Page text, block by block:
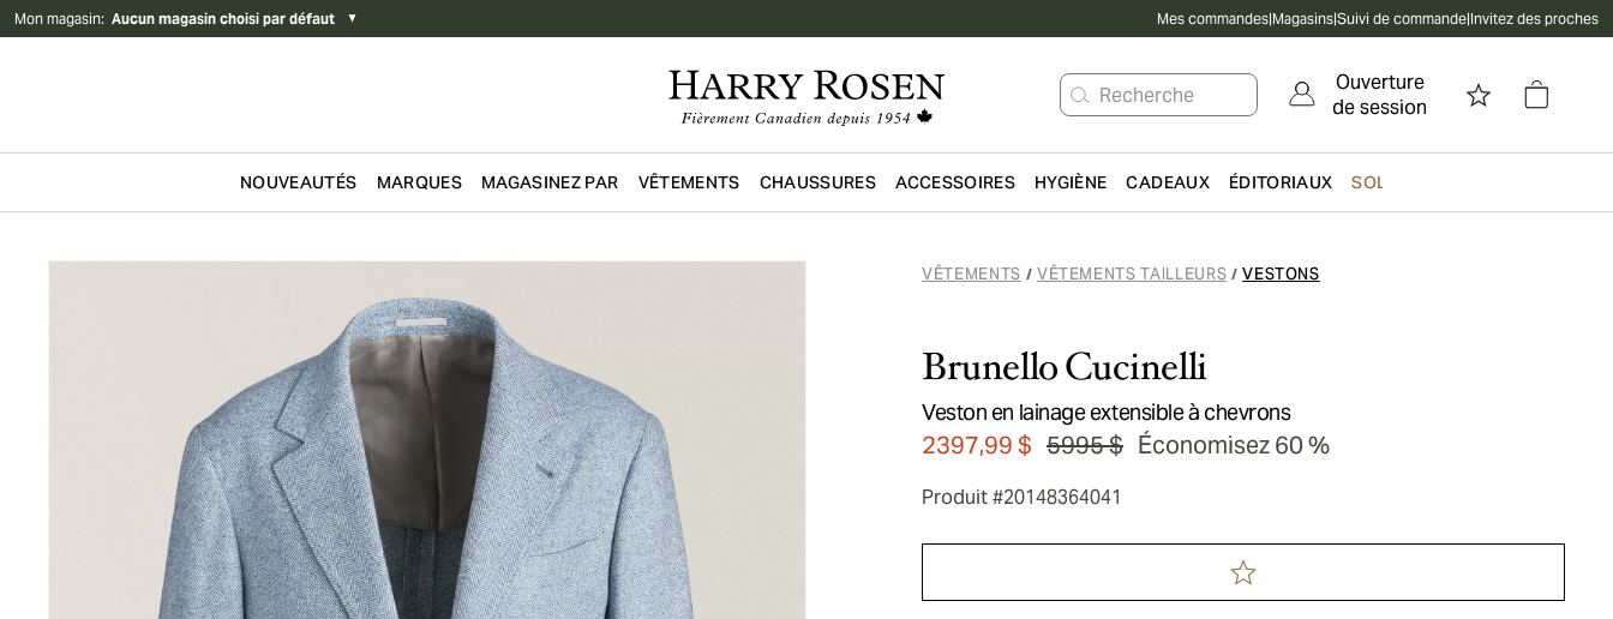
Mon magasin: Aucun magasin choisi par défaut ▼ Mes commandes|Magasins|Suivi de commande|Invitez des proches
Recherche
Ouverture
de session
Passer au contenu principal
NOUVEAUTÉS MARQUES MAGASINEZ PAR VÊTEMENTS CHAUSSURES ACCESSOIRES HYGIÈNE CADEAUX ÉDITORIAUX SOLDES
VÊTEMENTS / VÊTEMENTS TAILLEURS / VESTONS
Brunello Cucinelli
Veston en lainage extensible à chevrons
2397,99 $ 5995 $ Économisez 60 %
Produit #20148364041